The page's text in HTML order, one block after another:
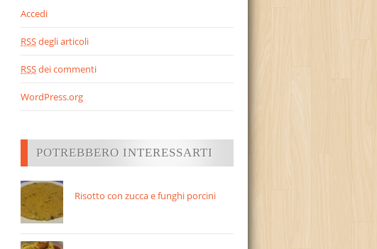
Accedi
RSSdegli articoli
RSSdei commenti
WordPress.org
POTREBBERO INTERESSARTI
Risotto con zucca e funghi porcini